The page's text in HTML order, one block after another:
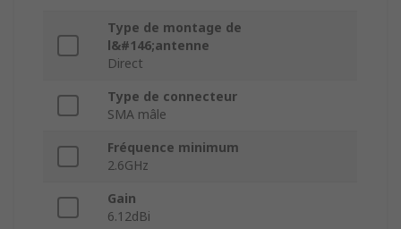
Type de montage de
l&#146;antenne
Direct
Type de connecteur
SMA mâle
Fréquence minimum
2.6GHz
Gain
6.12dBi